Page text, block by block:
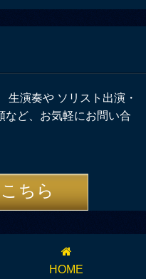
生演奏や ソリスト出演・
など、お気軽にお問い合
ちら
HOME